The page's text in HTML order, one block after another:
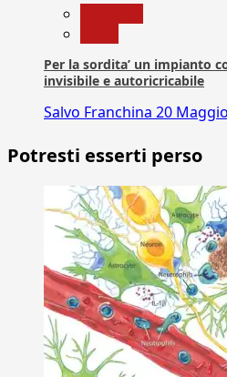
Per la sordita’ un impianto
invisibile e autoricricabile
Salvo Franchina 20
Potresti esserti perso